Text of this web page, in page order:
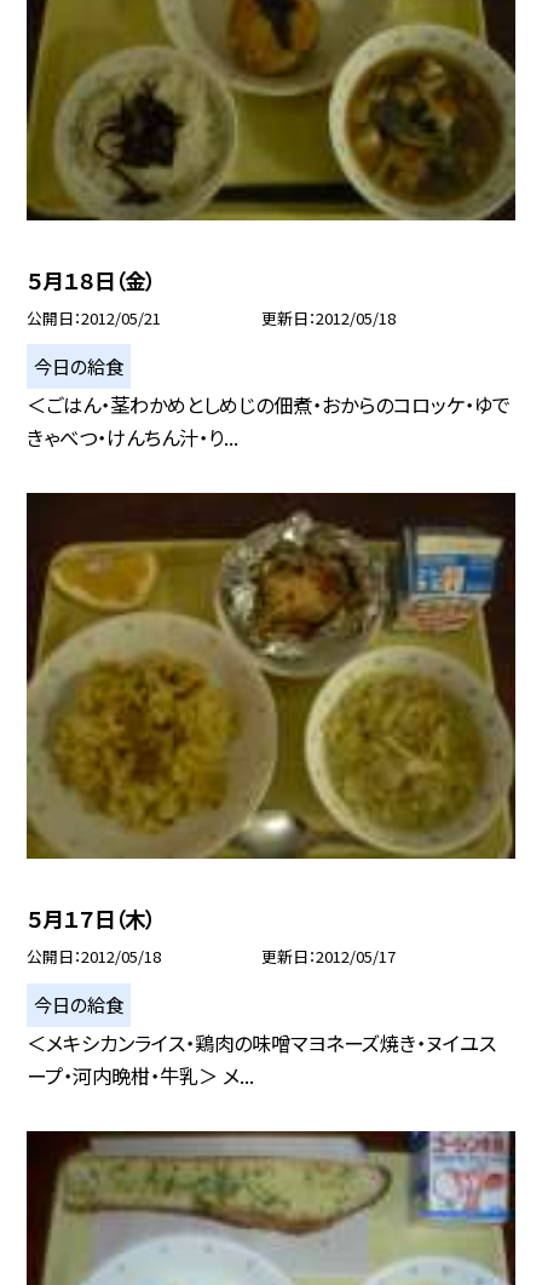
５月１８日（金）
公開日 2012/05/21 更新日 2012/05/18
今日の給食
＜ごはん・茎わかめとしめじの佃煮・おからのコロッケ・ゆで
きゃべつ・けんちん汁・り...
５月１７日（木）
公開日 2012/05/18 更新日 2012/05/17
今日の給食
＜メキシカンライス・鶏肉の味噌マヨネーズ焼き・ヌイユス
ープ・河内晩柑・牛乳＞ メ...